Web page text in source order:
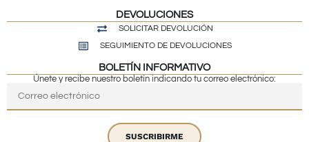
DEVOLUCIONES
SOLICITAR DEVOLUCIÓN
SEGUIMIENTO DE DEVOLUCIONES
BOLETÍN INFORMATIVO
Únete y recibe nuestro boletín indicando tu correo electrónico:
SUSCRIBIRME